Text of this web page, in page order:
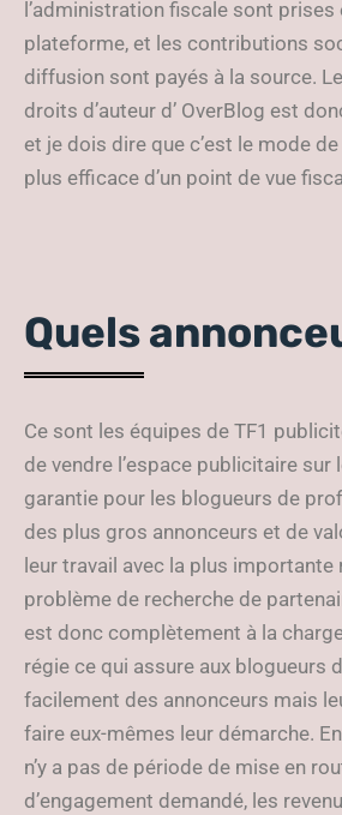
l’administration fiscale sont prises
plateforme, et les contributions
diffusion sont payés à la source.
droits d’auteur d’ OverBlog est
et je dois dire que c’est le mode
plus efficace d’un point de vue
Quels
Ce sont les équipes de TF1
de vendre l’espace publicitaire sur
garantie pour les blogueurs de
des plus gros annonceurs et de
leur travail avec la plus importante
problème de recherche de
est donc complètement à la
régie ce qui assure aux blogueurs
facilement des annonceurs mais
faire eux-mêmes leur démarche.
n’y a pas de période de mise en
d’engagement demandé, les